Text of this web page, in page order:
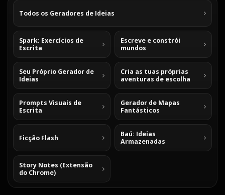
Todos os Geradores de Ideias
Spark: Exercícios de
Escrita
Escreve e constrói
mundos
Seu Próprio Gerador de
Ideias
Cria as tuas próprias
aventuras de escolha
Prompts Visuais de
Escrita
Gerador de Mapas
Fantásticos
Ficção Flash
Baú: Ideias
Armazenadas
Story Notes (Extensão
do Chrome)